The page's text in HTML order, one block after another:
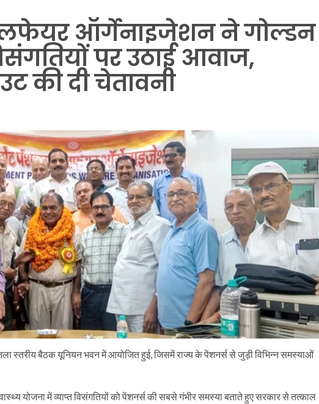
वेलफेयर ऑर्गेनाइजेशन ने गोल्डन
पर उठाई आवाज,
की दी चेतावनी
स्तरीय बैठक यूनियन भवन में आयोजित हुई, जिसमें राज्य के पेंशनर्स से जुड़ी विभिन्न समस्याओं
योजना में व्याप्त विसंगतियों को पेंशनर्स की सबसे गंभीर समस्या बताते हुए सरकार से तत्काल